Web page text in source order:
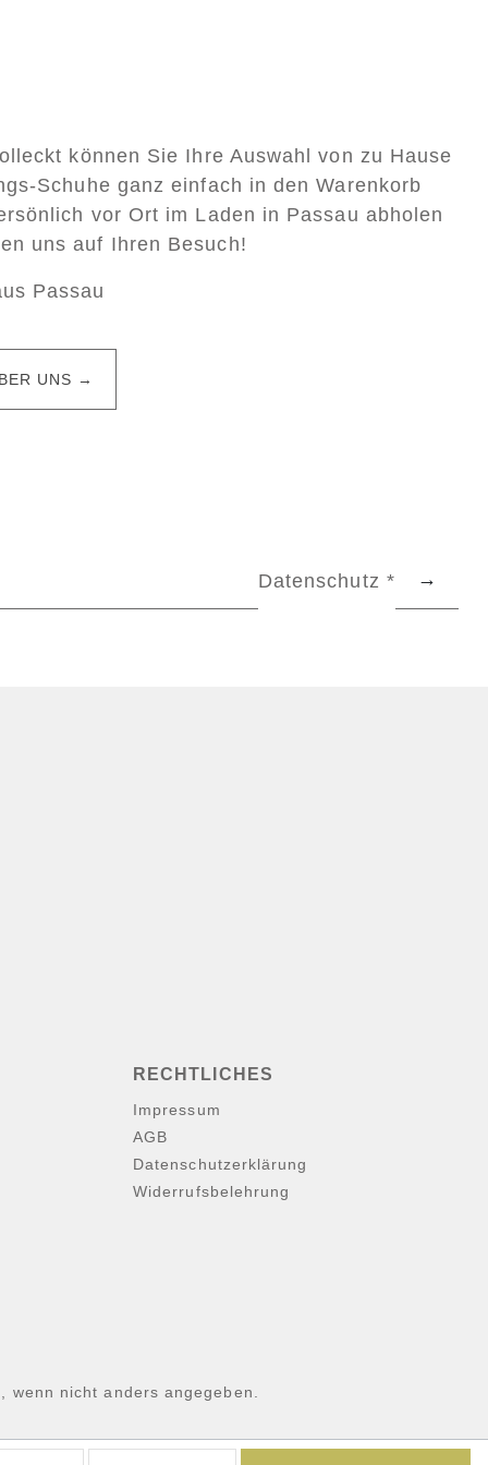
können Sie Ihre Auswahl von zu Hause
Schuhe ganz einfach in den Warenkorb
vor Ort im Laden in Passau abholen
uns auf Ihren Besuch!
Passau
UNS →
Datenschutz *
RECHTLICHES
Impressum
AGB
Datenschutzerklärung
Widerrufsbelehrung
nicht anders angegeben.